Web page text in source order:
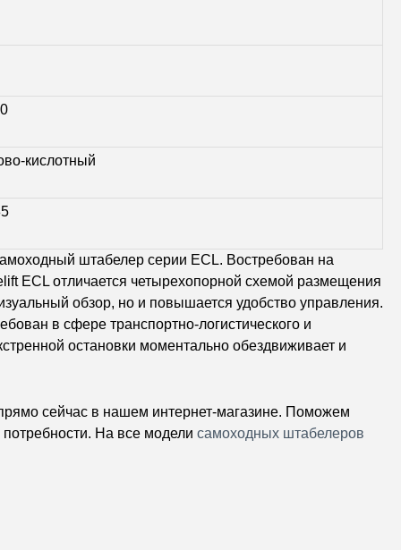
кислотный
штабелер серии ECL. Востребован на
ECL отличается четырехопорной схемой размещения
обзор, но и повышается удобство управления.
в сфере транспортно-логистического и
остановки моментально обездвиживает и
сейчас в нашем интернет-магазине. Поможем
На все модели самоходных штабелеров